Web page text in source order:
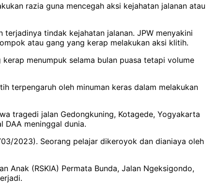
razia guna mencegah aksi kejahatan jalanan atau
tindak kejahatan jalanan. JPW menyakini
atau gang yang kerap melakukan aksi klitih.
menumpuk selama bulan puasa tetapi volume
terpengaruh oleh minuman keras dalam melakukan
tragedi jalan Gedongkuning, Kotagede, Yogyakarta
meninggal dunia.
2023). Seorang pelajar dikeroyok dan dianiaya oleh
Anak (RSKIA) Permata Bunda, Jalan Ngeksigondo,